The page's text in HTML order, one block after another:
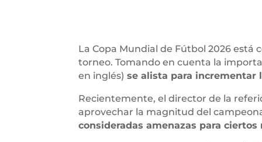
La Copa Mundial de Fútbol 2026 está
torneo. Tomando en cuenta la
en inglés) se alista para incrementar
Recientemente, el director de la
aprovechar la magnitud del
consideradas amenazas para ciertos